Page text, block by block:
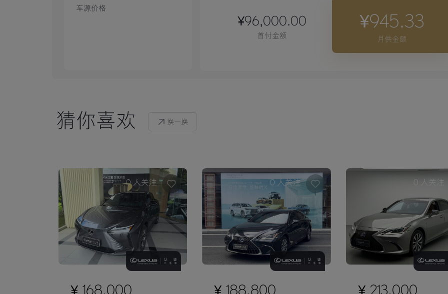
车源价格
¥96,000.00
首付金额
¥945.33
月供金额
猜你喜欢 换一换
0 人关注
¥ 168,000
0 人关注
¥ 188,800
0 人关注
¥ 213,000